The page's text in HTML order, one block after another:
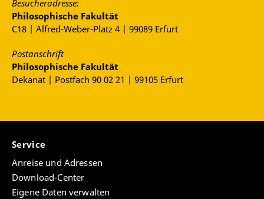
Barcelona, Herder, 2010.
2012, S. 177-181.
Besucheradresse:
Philosophische Fakultät
C18 | Alfred-Weber-Platz 4 | 99089 Erfurt
Postanschrift
Philosophische Fakultät
Dekanat | Postfach 90 02 21 | 99105 Erfurt
Service
Anreise und Adressen
Download-Center
Eigene Daten verwalten